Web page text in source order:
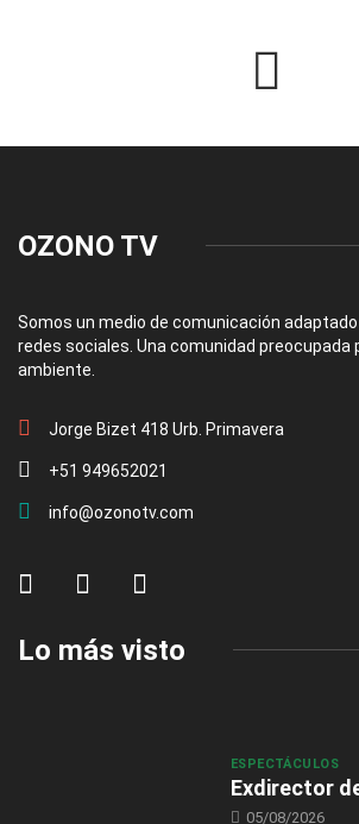
OZONO TV
Somos un medio de comunicación
redes sociales. Una comunidad preocupada
ambiente.
Jorge Bizet 418 Urb. Primavera
+51 949652021
info@ozonotv.com
Lo más visto
ESPECTÁCULOS
Exdirector
05/08/2026